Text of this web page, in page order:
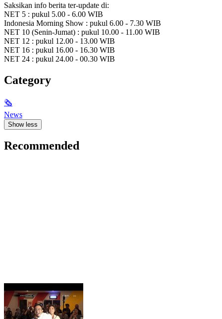
Saksikan info berita ter-update di:
NET 5 : pukul 5.00 - 6.00 WIB
Indonesia Morning Show : pukul 6.00 - 7.30 WIB
NET 10 (Senin-Jumat) : pukul 10.00 - 11.00 WIB
NET 12 : pukul 12.00 - 13.00 WIB
NET 16 : pukul 16.00 - 16.30 WIB
NET 24 : pukul 24.00 - 00.30 WIB
Category
🗞
News
Show less
Recommended